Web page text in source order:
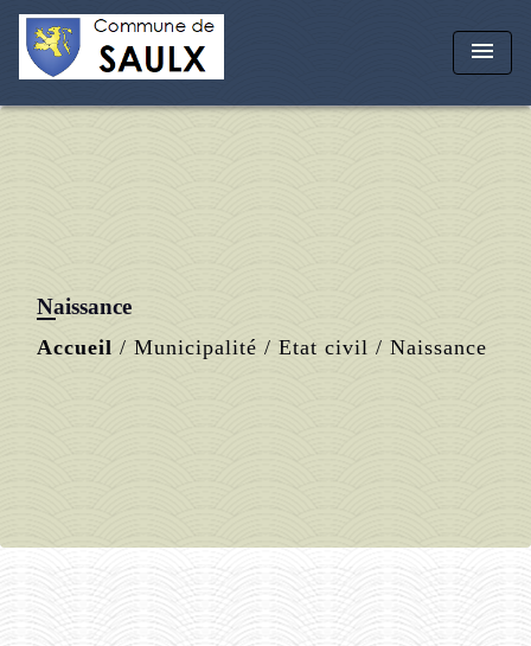
menu
Naissance
Accueil / Municipalité / Etat civil / Naissance